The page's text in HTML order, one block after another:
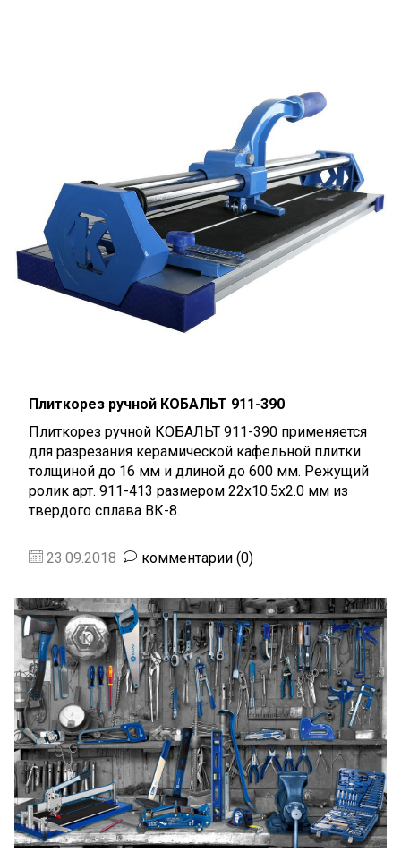
Плиткорез ручной КОБАЛЬТ 911-390
Плиткорез ручной КОБАЛЬТ 911-390 применяется
для разрезания керамической кафельной плитки
толщиной до 16 мм и длиной до 600 мм. Режущий
ролик арт. 911-413 размером 22х10.5х2.0 мм из
твердого сплава ВК-8.
23.09.2018 комментарии (0)